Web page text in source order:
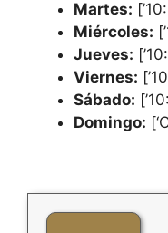
Martes:
Miércoles:
Jueves:
Viernes:
Sábado:
Domingo: